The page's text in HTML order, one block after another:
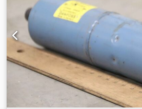
650/425/H400 mm -Gewicht: 39,7 kg